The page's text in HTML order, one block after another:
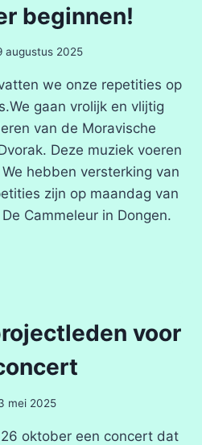
beginnen!
augustus 2025
we onze repetities op
gaan vrolijk en vlijtig
van de Moravische
Deze muziek voeren
hebben versterking van
zijn op maandag van
Cammeleur in Dongen.
voor
mei 2025
oktober een concert dat